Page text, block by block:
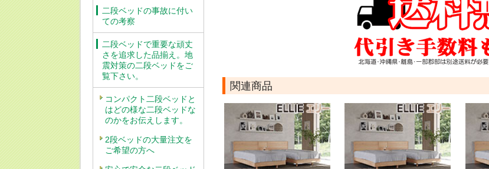
二段ベッドの事故に付い
ての考察
二段ベッドで重要な頑丈
さを追求した品揃え。地
震対策の二段ベッドをご
覧下さい。
コンパクト二段ベッドと
はどの様な二段ベッドな
のかをお伝えします。
2段ベッドの大量注文を
ご希望の方へ
関連商品